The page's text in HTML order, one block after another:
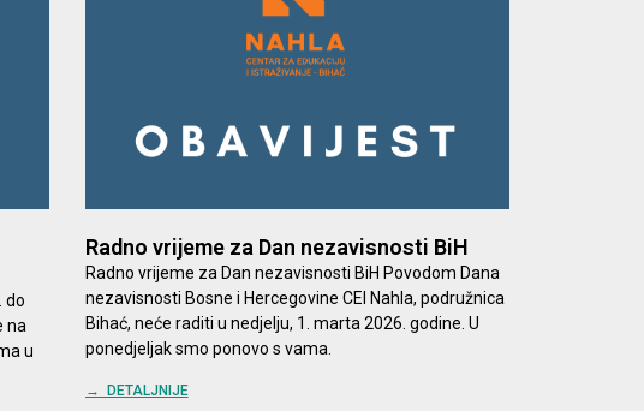
do
na
u
Radno vrijeme za Dan nezavisnosti BiH
Radno vrijeme za Dan nezavisnosti BiH Povodom Dana
nezavisnosti Bosne i Hercegovine CEI Nahla, podružnica
Bihać, neće raditi u nedjelju, 1. marta 2026. godine. U
ponedjeljak smo ponovo s vama.
→ DETALJNIJE